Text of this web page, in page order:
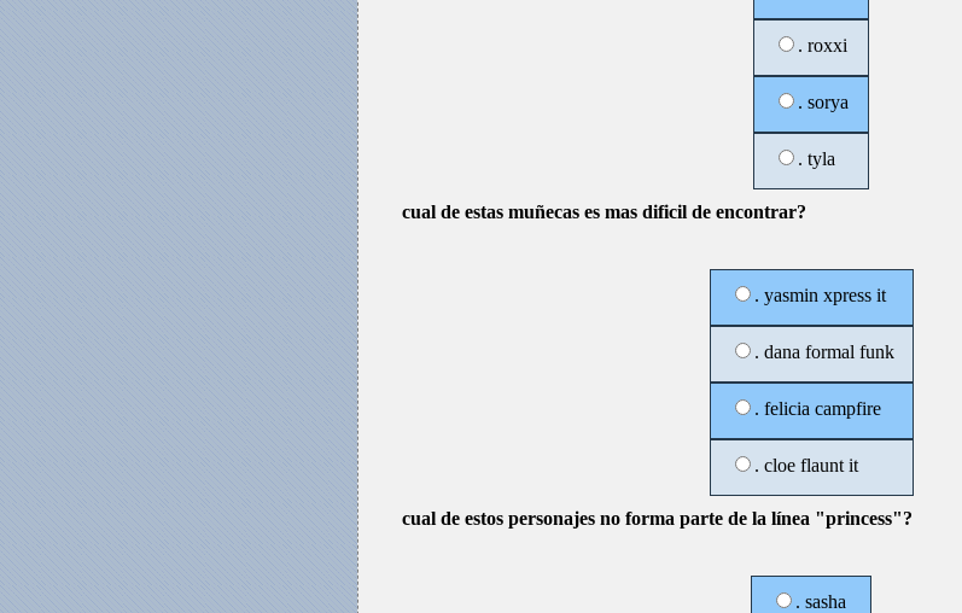
. roxxi
. sorya
. tyla
cual de estas muñecas es mas dificil de encontrar?
. yasmin xpress it
. dana formal funk
. felicia campfire
. cloe flaunt it
cual de estos personajes no forma parte de la línea "princess"?
. sasha